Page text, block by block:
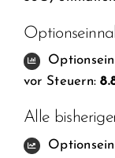
vor Steuern:
Alle